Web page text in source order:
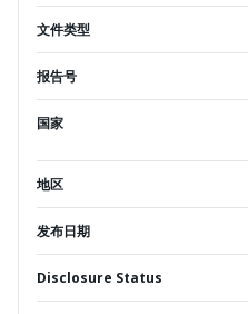
文件类型
报告号
国家
地区
发布日期
Disclosure Status